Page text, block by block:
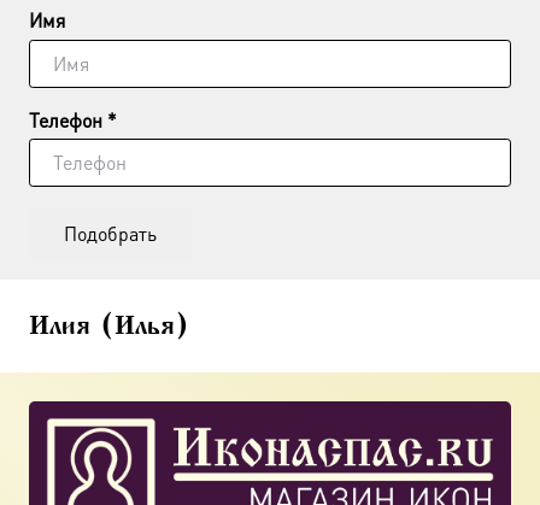
Имя
Телефон *
Подобрать
Илия (Илья)